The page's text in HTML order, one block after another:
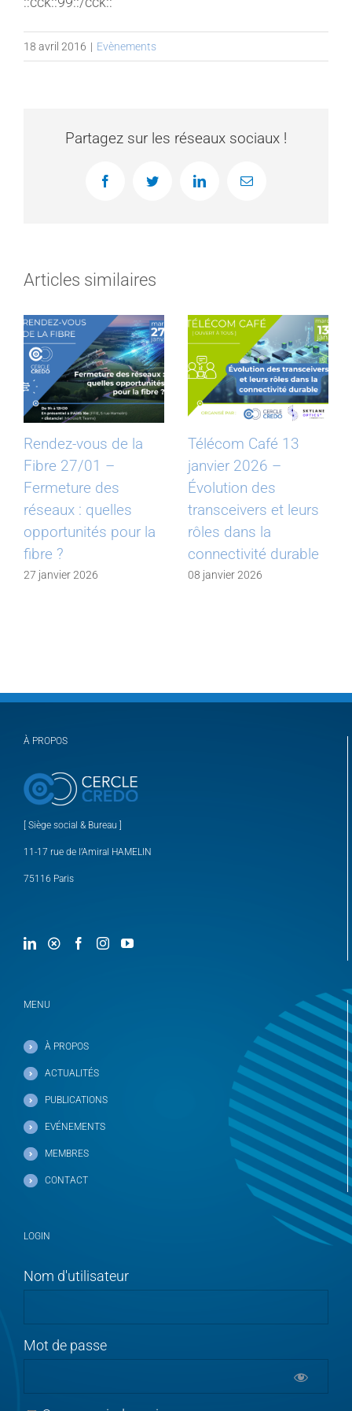
MEMBRES
18 avril 2016 | Evènements
Partagez sur les réseaux sociaux !
FacebookTwitter LinkedInEmail
Articles similaires
Rendez-vous de la
Fibre 27/01 –
Fermeture des
réseaux : quelles
opportunités pour la
fibre ?
27 janvier 2026
Télécom Café 13
janvier 2026 –
Évolution des
transceivers et leurs
rôles dans la
connectivité durable
08 janvier 2026
À PROPOS
[ Siège social & Bureau ]
11-17 rue de l’Amiral HAMELIN
75116 Paris
MENU
À PROPOS
ACTUALITÉS
PUBLICATIONS
EVÉNEMENTS
MEMBRES
CONTACT
LOGIN
Nom d'utilisateur
Mot de passe